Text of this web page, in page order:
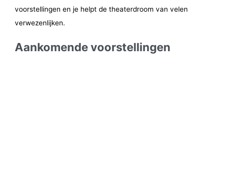
voorstellingen en je helpt de theaterdroom van velen
verwezenlijken.
Aankomende voorstellingen